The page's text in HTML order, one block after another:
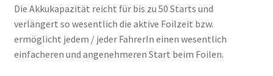
Die Akkukapazität reicht für bis zu 50 Starts und
verlängert so wesentlich die aktive Foilzeit bzw.
ermöglicht jedem / jeder FahrerIn einen wesentlich
einfacheren und angenehmeren Start beim Foilen.